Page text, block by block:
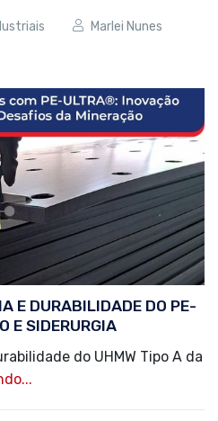
Marlei Nunes
E DURABILIDADE DO PE-
E SIDERURGIA
do UHMW Tipo A da